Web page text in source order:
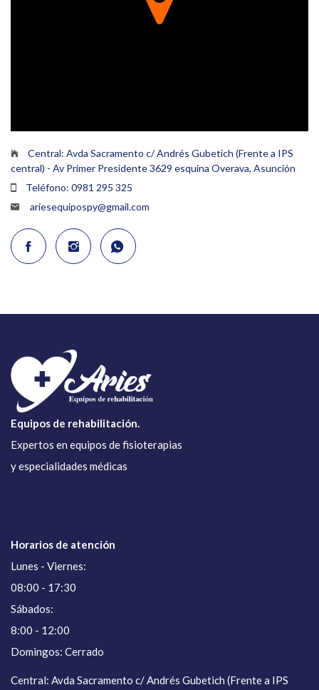
Central: Avda Sacramento c/ Andrés Gubetich (Frente a IPS
central) - Av Primer Presidente 3629 esquina Overava, Asunción
Teléfono: 0981 295 325
ariesequipospy@gmail.com
Equipos de rehabilitación.
Expertos en equipos de fisioterapias
y especialidades médicas
Horarios de atención
Lunes - Viernes:
08:00 - 17:30
Sábados:
8:00 - 12:00
Domingos: Cerrado
Central: Avda Sacramento c/ Andrés Gubetich (Frente a IPS